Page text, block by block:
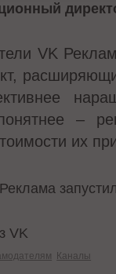
VK
–
их
VK
Каналы